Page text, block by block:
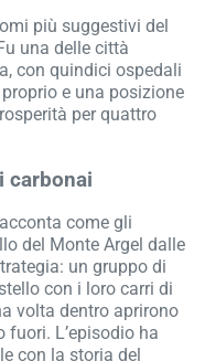
più suggestivi del
una delle città
con quindici ospedali
e una posizione
per quattro
carbonai
come gli
del Monte Argel dalle
un gruppo di
con i loro carri di
volta dentro aprirono
fuori. L’episodio ha
con la storia del